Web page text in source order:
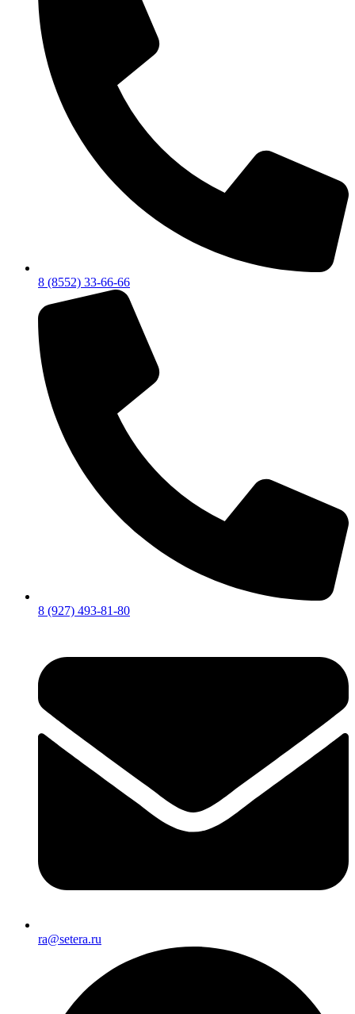
8 (8552) 33-66-66
8 (927) 493-81-80
ra@setera.ru